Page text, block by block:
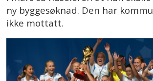
ny byggesøknad. Den har
ikke mottatt.